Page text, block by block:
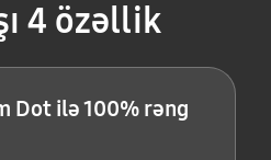
4 özəllik
Dot ilə 100% rəng